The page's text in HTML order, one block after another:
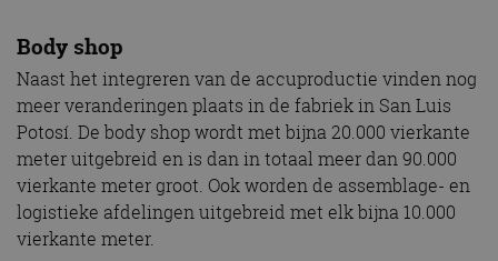
Body shop
Naast het integreren van de accuproductie vinden nog
meer veranderingen plaats in de fabriek in San Luis
Potosí. De body shop wordt met bijna 20.000 vierkante
meter uitgebreid en is dan in totaal meer dan 90.000
vierkante meter groot. Ook worden de assemblage- en
logistieke afdelingen uitgebreid met elk bijna 10.000
vierkante meter.